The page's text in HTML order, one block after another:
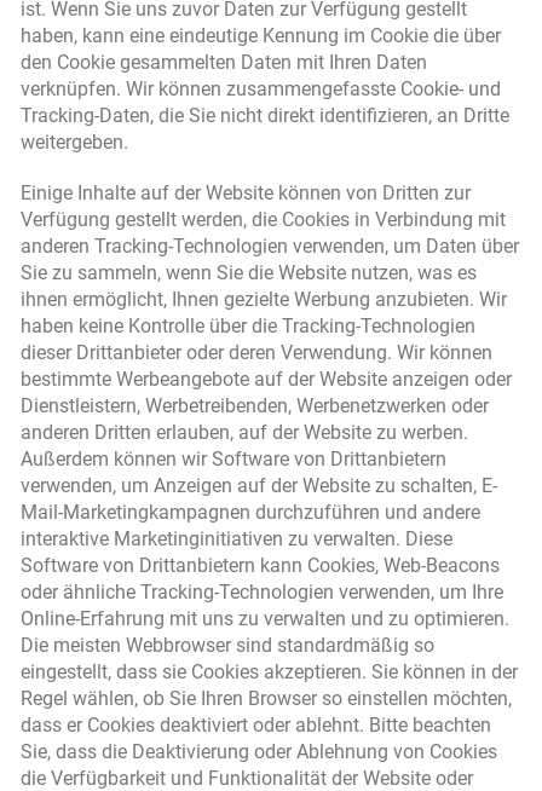
ist. Wenn Sie uns zuvor Daten zur Verfügung gestellt
haben, kann eine eindeutige Kennung im Cookie die über
den Cookie gesammelten Daten mit Ihren Daten
verknüpfen. Wir können zusammengefasste Cookie- und
Tracking-Daten, die Sie nicht direkt identifizieren, an Dritte
weitergeben.
Einige Inhalte auf der Website können von Dritten zur
Verfügung gestellt werden, die Cookies in Verbindung mit
anderen Tracking-Technologien verwenden, um Daten über
Sie zu sammeln, wenn Sie die Website nutzen, was es
ihnen ermöglicht, Ihnen gezielte Werbung anzubieten. Wir
haben keine Kontrolle über die Tracking-Technologien
dieser Drittanbieter oder deren Verwendung. Wir können
bestimmte Werbeangebote auf der Website anzeigen oder
Dienstleistern, Werbetreibenden, Werbenetzwerken oder
anderen Dritten erlauben, auf der Website zu werben.
Außerdem können wir Software von Drittanbietern
verwenden, um Anzeigen auf der Website zu schalten, E-
Mail-Marketingkampagnen durchzuführen und andere
interaktive Marketinginitiativen zu verwalten. Diese
Software von Drittanbietern kann Cookies, Web-Beacons
oder ähnliche Tracking-Technologien verwenden, um Ihre
Online-Erfahrung mit uns zu verwalten und zu optimieren.
Die meisten Webbrowser sind standardmäßig so
eingestellt, dass sie Cookies akzeptieren. Sie können in der
Regel wählen, ob Sie Ihren Browser so einstellen möchten,
dass er Cookies deaktiviert oder ablehnt. Bitte beachten
Sie, dass die Deaktivierung oder Ablehnung von Cookies
die Verfügbarkeit und Funktionalität der Website oder